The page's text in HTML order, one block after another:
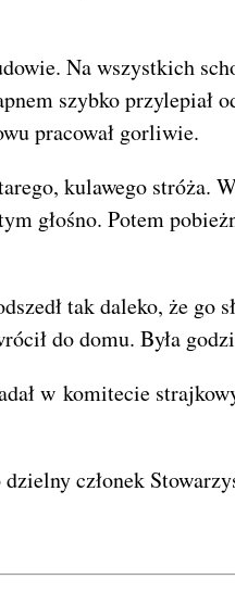
Na wszystkich
szybko przylepiał
pracował gorliwie.
kulawego
głośno. Potem
tak daleko, że go
do domu. Była
w komitecie
członek